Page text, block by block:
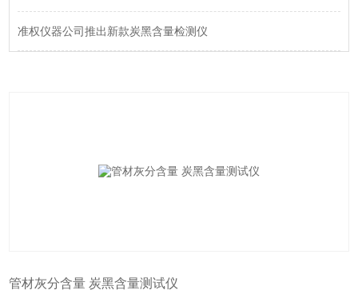
准权仪器公司推出新款炭黑含量检测仪
管材灰分含量 炭黑含量测试仪